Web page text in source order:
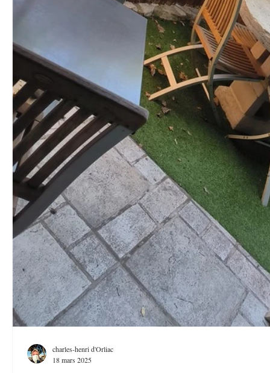
charles-henri d'Orliac
18 mars 2025